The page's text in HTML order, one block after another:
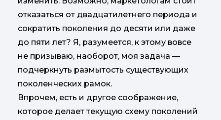
отказаться от двадцатилетнего периода и
сократить поколения до десяти или даже
до пяти лет? Я, разумеется, к этому вовсе
не призываю, наоборот, моя задача —
подчеркнуть размытость существующих
поколенческих рамок.
Впрочем, есть и другое соображение,
которое делает текущую схему поколений